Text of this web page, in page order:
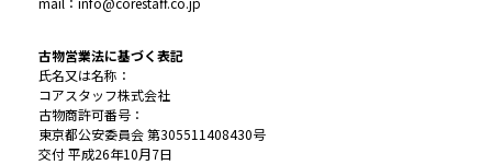
古物営業法に基づく表記
氏名又は名称：
コアスタッフ株式会社
古物商許可番号：
東京都公安委員会 第305511408430号
交付 平成26年10月7日